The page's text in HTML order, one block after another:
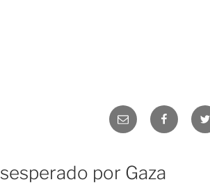
por Gaza
Correo
electrónico
Facebook